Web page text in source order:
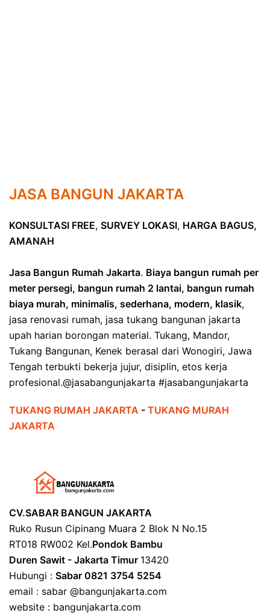
JASA BANGUN JAKARTA
KONSULTASI FREE, SURVEY LOKASI, HARGA BAGUS,
AMANAH
Jasa Bangun Rumah Jakarta. Biaya bangun rumah per
meter persegi, bangun rumah 2 lantai, bangun rumah
biaya murah, minimalis, sederhana, modern, klasik,
jasa renovasi rumah, jasa tukang bangunan jakarta
upah harian borongan material. Tukang, Mandor,
Tukang Bangunan, Kenek berasal dari Wonogiri, Jawa
Tengah terbukti bekerja jujur, disiplin, etos kerja
profesional.@jasabangunjakarta #jasabangunjakarta
TUKANG RUMAH JAKARTA - TUKANG MURAH
JAKARTA
CV.SABAR BANGUN JAKARTA
Ruko Rusun Cipinang Muara 2 Blok N No.15
RT018 RW002 Kel.Pondok Bambu
Duren Sawit - Jakarta Timur 13420
Hubungi : Sabar 0821 3754 5254
email : sabar @bangunjakarta.com
website : bangunjakarta.com